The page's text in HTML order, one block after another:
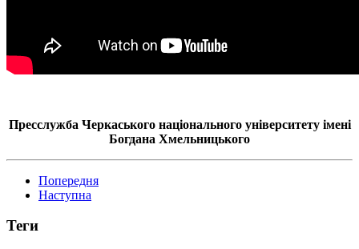
Пресслужба Черкаського національного університету імені
Богдана Хмельницького
Попередня
Наступна
Теги